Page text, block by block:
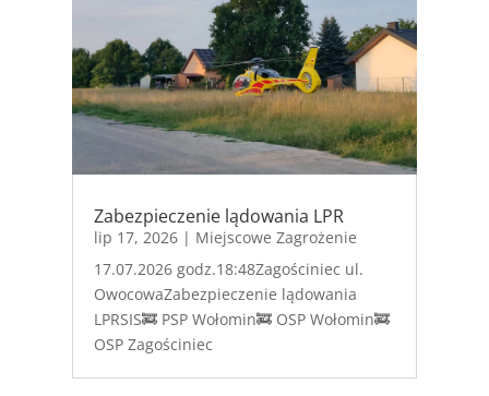
Zabezpieczenie lądowania LPR
lip 17, 2026 | Miejscowe Zagrożenie
17.07.2026 godz.18:48Zagościniec ul.
OwocowaZabezpieczenie lądowania
LPRSIS🚒 PSP Wołomin🚒 OSP Wołomin🚒
OSP Zagościniec